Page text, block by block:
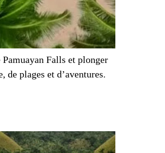
Falls et plonger
plages et d’aventures.